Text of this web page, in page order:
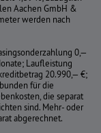
Aachen GmbH &
werden nach
0,—
Laufleistung
20.990,— €;
für die
die separat
sind. Mehr- oder
abgerechnet.